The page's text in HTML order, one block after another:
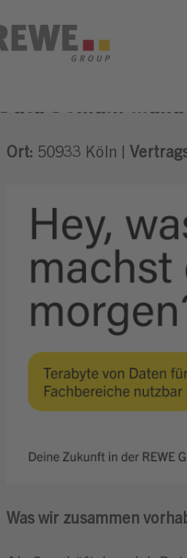
Data Domain
Ort: 50933 Köln |
Was wir zusammen